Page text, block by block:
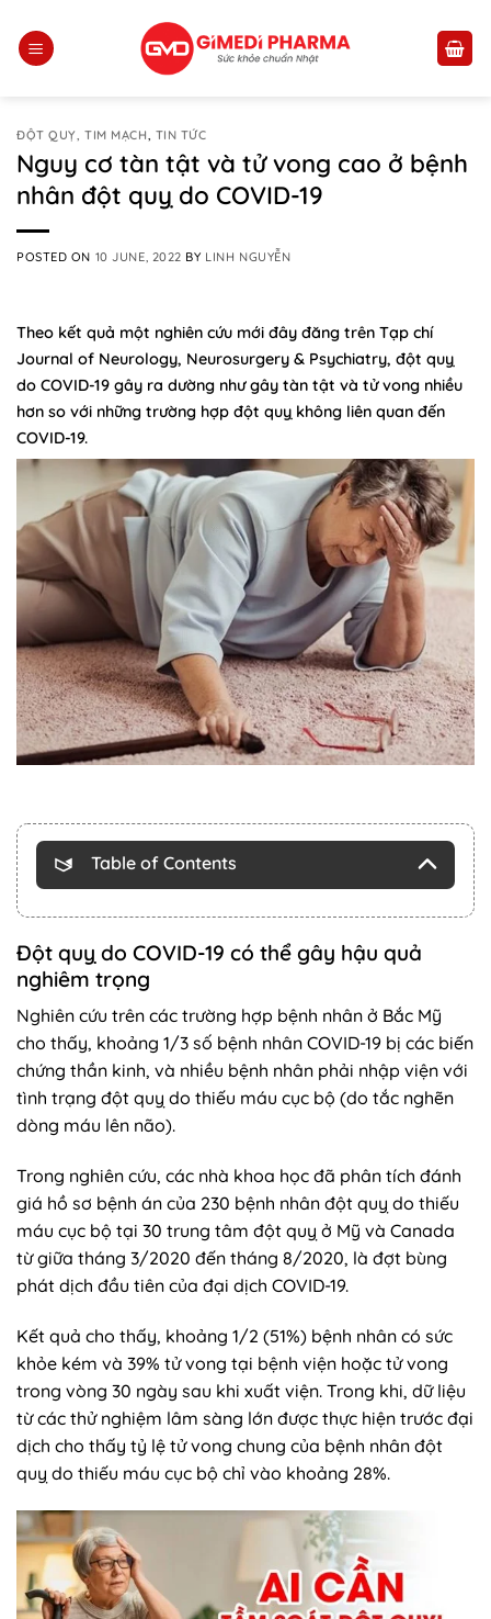
content
ĐỘT QUỴ, TIM MẠCH, TIN TỨC
Nguy cơ tàn tật và tử vong cao ở bệnh
nhân đột quỵ do COVID-19
POSTED ON 10 JUNE, 2022 BY LINH NGUYỄN
Theo kết quả một nghiên cứu mới đây đăng trên Tạp chí
Journal of Neurology, Neurosurgery & Psychiatry, đột quỵ
do COVID-19 gây ra dường như gây tàn tật và tử vong nhiều
hơn so với những trường hợp đột quỵ không liên quan đến
COVID-19.
Table of Contents
Đột quỵ do COVID-19 có thể gây hậu quả
nghiêm trọng
Nghiên cứu trên các trường hợp bệnh nhân ở Bắc Mỹ
cho thấy, khoảng 1/3 số bệnh nhân COVID-19 bị các biến
chứng thần kinh, và nhiều bệnh nhân phải nhập viện với
tình trạng đột quỵ do thiếu máu cục bộ (do tắc nghẽn
dòng máu lên não).
Trong nghiên cứu, các nhà khoa học đã phân tích đánh
giá hồ sơ bệnh án của 230 bệnh nhân đột quỵ do thiếu
máu cục bộ tại 30 trung tâm đột quỵ ở Mỹ và Canada
từ giữa tháng 3/2020 đến tháng 8/2020, là đợt bùng
phát dịch đầu tiên của đại dịch COVID-19.
Kết quả cho thấy, khoảng 1/2 (51%) bệnh nhân có sức
khỏe kém và 39% tử vong tại bệnh viện hoặc tử vong
trong vòng 30 ngày sau khi xuất viện. Trong khi, dữ liệu
từ các thử nghiệm lâm sàng lớn được thực hiện trước đại
dịch cho thấy tỷ lệ tử vong chung của bệnh nhân đột
quỵ do thiếu máu cục bộ chỉ vào khoảng 28%.